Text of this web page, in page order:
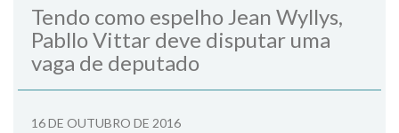
Tendo como espelho Jean Wyllys,
Pabllo Vittar deve disputar uma
vaga de deputado
16 DE OUTUBRO DE 2016